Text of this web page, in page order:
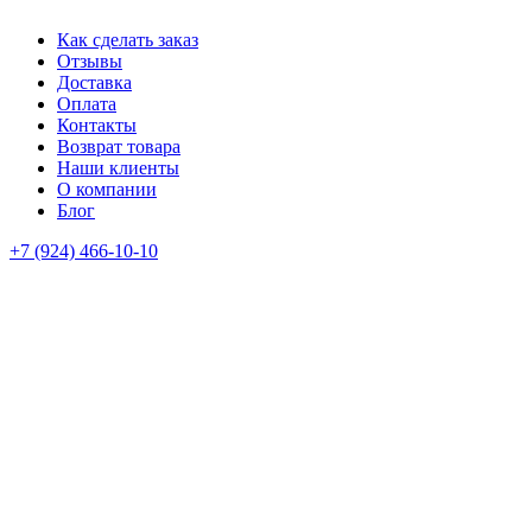
Как сделать заказ
Отзывы
Доставка
Оплата
Контакты
Возврат товара
Наши клиенты
О компании
Блог
+7 (924) 466-10-10